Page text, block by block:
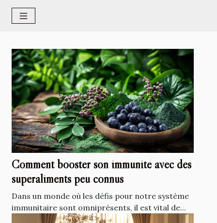
Comment booster son immunité avec des
superaliments peu connus
Dans un monde où les défis pour notre système
immunitaire sont omniprésents, il est vital de...